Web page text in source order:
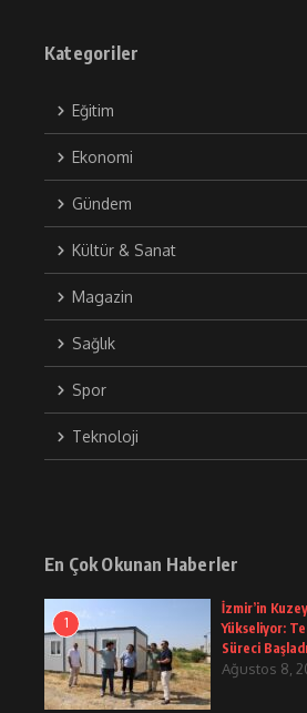
Kategoriler
Eğitim
Ekonomi
Gündem
Kültür & Sanat
Magazin
Sağlık
Spor
Teknoloji
En Çok Okunan Haberler
1
İzmir’in
Yükseliyor:
Süreci Başladı
Ağustos 8,